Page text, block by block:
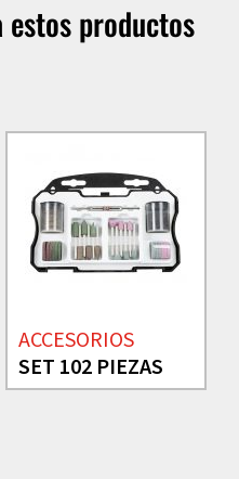
estos productos
ACCESORIOS
SET 102 PIEZAS